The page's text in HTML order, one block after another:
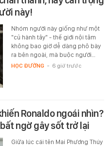
này!
Nhóm người này giống như một
"củ hành tây" - thế giới nội tâm
không bao giờ dễ dàng phô bày
ra bên ngoài, mà buộc người…
HỌC ĐƯỜNG - 6 giờ trước
Ronaldo ngoái nhìn?
ngờ gây sốt trở lại
Giữa lúc cái tên Mai Phương Thúy